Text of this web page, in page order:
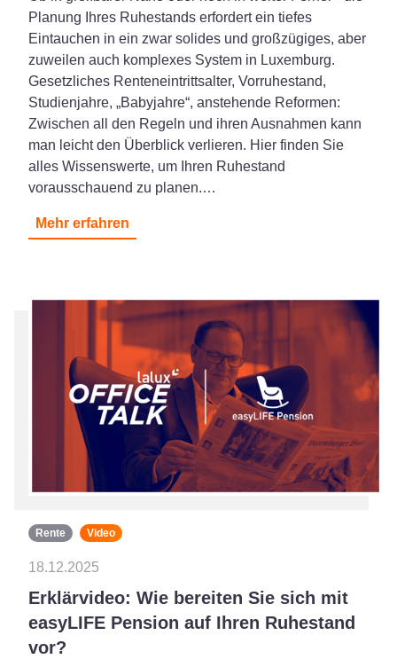
Planung Ihres Ruhestands erfordert ein tiefes
Eintauchen in ein zwar solides und großzügiges, aber
zuweilen auch komplexes System in Luxemburg.
Gesetzliches Renteneintrittsalter, Vorruhestand,
Studienjahre, „Babyjahre“, anstehende Reformen:
Zwischen all den Regeln und ihren Ausnahmen kann
man leicht den Überblick verlieren. Hier finden Sie
alles Wissenswerte, um Ihren Ruhestand
vorausschauend zu planen.…
Mehr erfahren
Rente Video
18.12.2025
Erklärvideo: Wie bereiten Sie sich mit
easyLIFE Pension auf Ihren Ruhestand
vor?